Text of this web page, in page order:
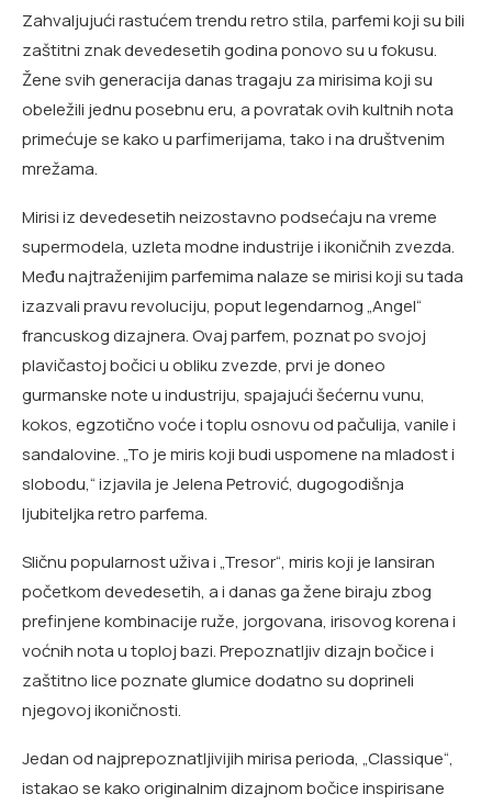
Zahvaljujući rastućem trendu retro stila, parfemi koji su bili
zaštitni znak devedesetih godina ponovo su u fokusu.
Žene svih generacija danas tragaju za mirisima koji su
obeležili jednu posebnu eru, a povratak ovih kultnih nota
primećuje se kako u parfimerijama, tako i na društvenim
mrežama.
Mirisi iz devedesetih neizostavno podsećaju na vreme
supermodela, uzleta modne industrije i ikoničnih zvezda.
Među najtraženijim parfemima nalaze se mirisi koji su tada
izazvali pravu revoluciju, poput legendarnog „Angel“
francuskog dizajnera. Ovaj parfem, poznat po svojoj
plavičastoj bočici u obliku zvezde, prvi je doneo
gurmanske note u industriju, spajajući šećernu vunu,
kokos, egzotično voće i toplu osnovu od pačulija, vanile i
sandalovine. „To je miris koji budi uspomene na mladost i
slobodu,“ izjavila je Jelena Petrović, dugogodišnja
ljubiteljka retro parfema.
Sličnu popularnost uživa i „Tresor“, miris koji je lansiran
početkom devedesetih, a i danas ga žene biraju zbog
prefinjene kombinacije ruže, jorgovana, irisovog korena i
voćnih nota u toploj bazi. Prepoznatljiv dizajn bočice i
zaštitno lice poznate glumice dodatno su doprineli
njegovoj ikoničnosti.
Jedan od najprepoznatljivijih mirisa perioda, „Classique“,
istakao se kako originalnim dizajnom bočice inspirisane